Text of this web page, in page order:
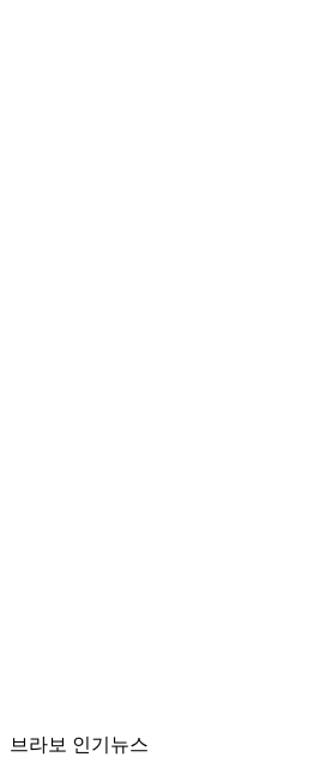
브라보 인기뉴스